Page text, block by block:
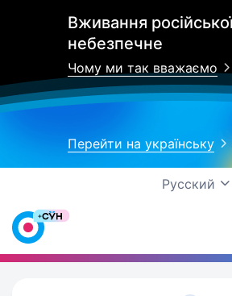
Вживання
небезпечне
Чому ми так вважаємо
Перейти на українську
Русский